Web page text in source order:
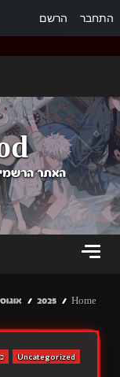
התחבר הרשם
content
האתר
Home
2025
Uncategorized